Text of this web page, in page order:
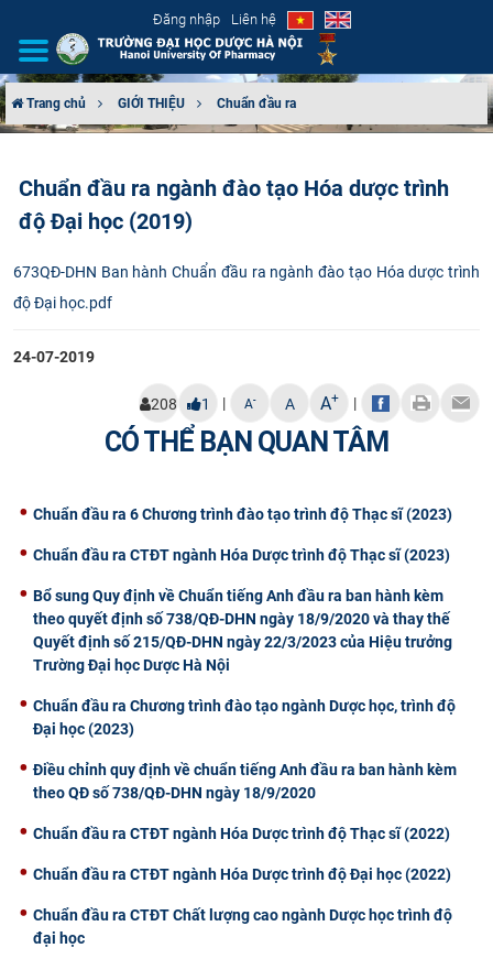
Đăng nhập Liên hệ
CƠ CẤU TỔ CHỨC
ĐÀO TẠO
ĐẢM BẢO CHẤT LƯỢNG
KHOA HỌC CÔNG NGHỆ
CỰU NGƯỜI HỌC
Trang chủ GIỚI THIỆU Chuẩn đầu ra
Chuẩn đầu ra ngành đào tạo Hóa dược trình
độ Đại học (2019)
673QĐ-DHN Ban hành Chuẩn đầu ra ngành đào tạo Hóa dược trình
độ Đại học.pdf
24-07-2019
208 1 | A- A A+ |
CÓ THỂ BẠN QUAN TÂM
Chuẩn đầu ra 6 Chương trình đào tạo trình độ Thạc sĩ (2023)
Chuẩn đầu ra CTĐT ngành Hóa Dược trình độ Thạc sĩ (2023)
Bổ sung Quy định về Chuẩn tiếng Anh đầu ra ban hành kèm
theo quyết định số 738/QĐ-DHN ngày 18/9/2020 và thay thế
Quyết định số 215/QĐ-DHN ngày 22/3/2023 của Hiệu trưởng
Trường Đại học Dược Hà Nội
Chuẩn đầu ra Chương trình đào tạo ngành Dược học, trình độ
Đại học (2023)
Điều chỉnh quy định về chuẩn tiếng Anh đầu ra ban hành kèm
theo QĐ số 738/QĐ-DHN ngày 18/9/2020
Chuẩn đầu ra CTĐT ngành Hóa Dược trình độ Thạc sĩ (2022)
Chuẩn đầu ra CTĐT ngành Hóa Dược trình độ Đại học (2022)
Chuẩn đầu ra CTĐT Chất lượng cao ngành Dược học trình độ
đại học